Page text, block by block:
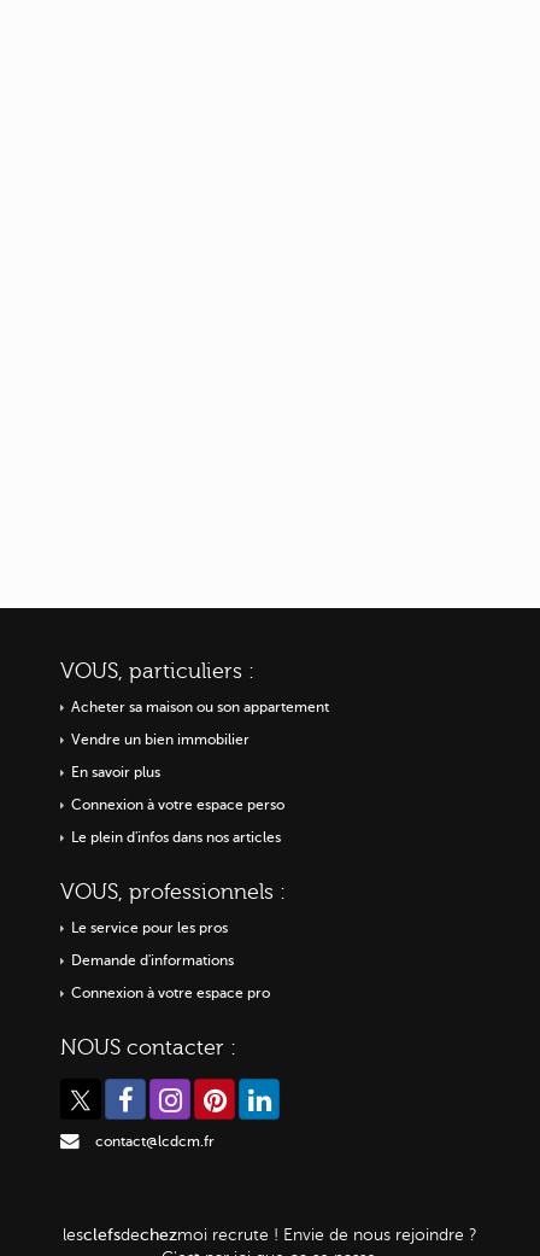
VOUS, particuliers :
Acheter sa maison ou son appartement
Vendre un bien immobilier
En savoir plus
Connexion à votre espace perso
Le plein d'infos dans nos articles
VOUS, professionnels :
Le service pour les pros
Demande d'informations
Connexion à votre espace pro
NOUS contacter :
contact@lcdcm.fr
lesclefsdechezmoi recrute ! Envie de nous rejoindre ?